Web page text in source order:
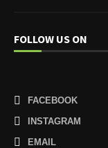
FOLLOW US ON
FACEBOOK
INSTAGRAM
EMAIL